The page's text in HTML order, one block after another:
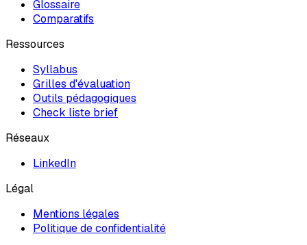
Glossaire
Comparatifs
Ressources
Syllabus
Grilles d'évaluation
Outils pédagogiques
Check liste brief
Réseaux
LinkedIn
Légal
Mentions légales
Politique de confidentialité